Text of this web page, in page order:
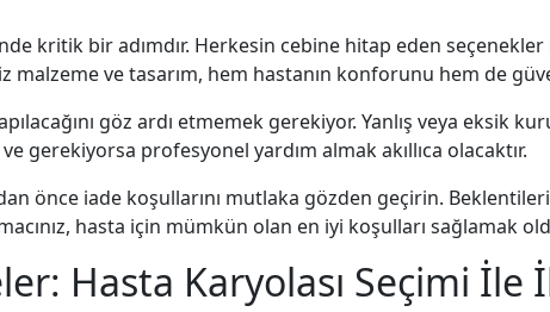
kritik bir adımdır. Herkesin cebine hitap eden
malzeme ve tasarım, hem hastanın konforunu hem de
göz ardı etmemek gerekiyor. Yanlış veya eksik
gerekiyorsa profesyonel yardım almak akıllıca olacaktır.
önce iade koşullarını mutlaka gözden geçirin.
hasta için mümkün olan en iyi koşulları sağlamak
Hasta Karyolası Seçimi